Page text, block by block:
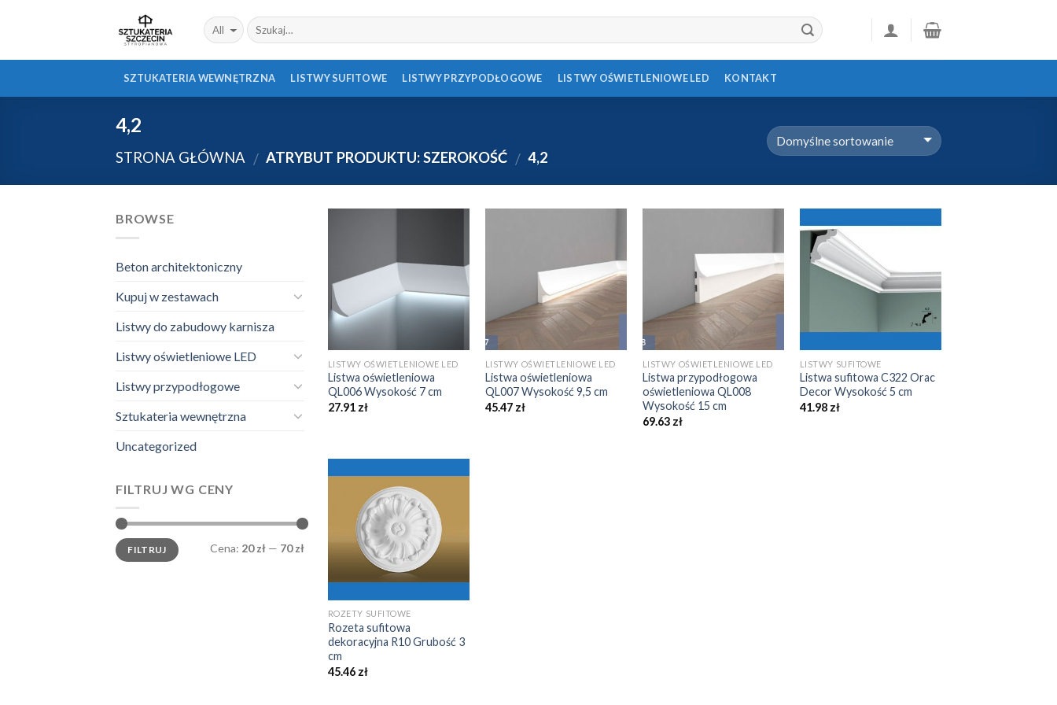
SZTUKATERIA WEWNĘTRZNA LISTWY SUFITOWE LISTWY PRZYPODŁOGOWE LISTWY OŚWIETLENIOWE LED KONTAKT
4,2
STRONA GŁÓWNA / ATRYBUT PRODUKTU: SZEROKOŚĆ / 4,2
BROWSE
Beton architektoniczny
Kupuj w zestawach
Listwy do zabudowy karnisza
Listwy oświetleniowe LED
Listwy przypodłogowe
Sztukateria wewnętrzna
Uncategorized
FILTRUJ WG CENY
Cena
min.
Cena
maks.FILTRUJ Cena: 20 zł — 70 zł
LISTWY OŚWIETLENIOWE LED
Listwa oświetleniowa
QL006 Wysokość 7 cm
27.91 zł
LISTWY OŚWIETLENIOWE LED
Listwa oświetleniowa
QL007 Wysokość 9,5 cm
45.47 zł
LISTWY OŚWIETLENIOWE LED
Listwa przypodłogowa
oświetleniowa QL008
Wysokość 15 cm
69.63 zł
LISTWY SUFITOWE
Listwa sufitowa C322 Orac
Decor Wysokość 5 cm
41.98 zł
ROZETY SUFITOWE
Rozeta sufitowa
dekoracyjna R10 Grubość 3
cm
45.46 zł